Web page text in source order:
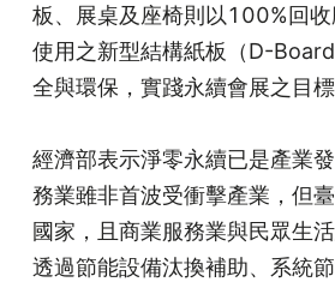
板、展桌及座椅則以100%回
使用之新型結構紙板（D-
全與環保，實踐永續會展之目標
經濟部表示淨零永續已是產業
務業雖非首波受衝擊產業，但
國家，且商業服務業與民眾生
透過節能設備汰換補助、系統